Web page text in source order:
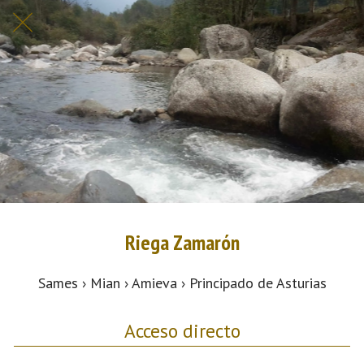
Riega Zamarón
Sames › Mian › Amieva › Principado de Asturias
Acceso directo